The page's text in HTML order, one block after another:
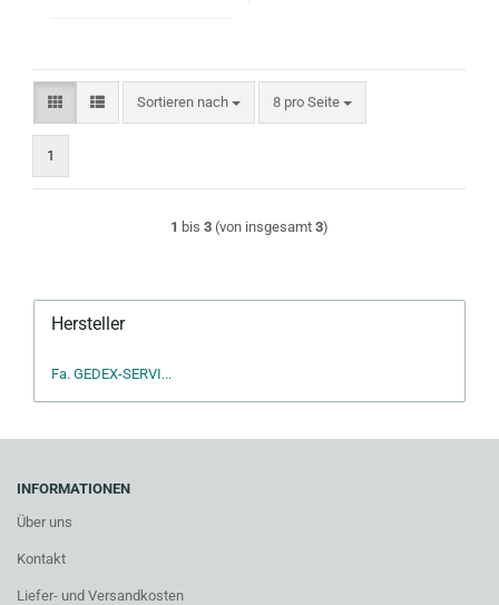
Sortieren nach
Sortieren nach 8 pro Seite
pro Seite
1
1 bis 3 (von insgesamt 3)
Hersteller
Fa. GEDEX-SERVI...
INFORMATIONEN
Über uns
Kontakt
Liefer- und Versandkosten